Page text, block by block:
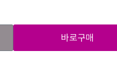
바로구매